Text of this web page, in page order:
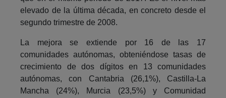
elevado de la última década, en concreto desde el
segundo trimestre de 2008.
La mejora se extiende por 16 de las 17
comunidades autónomas, obteniéndose tasas de
crecimiento de dos dígitos en 13 comunidades
autónomas, con Cantabria (26,1%), Castilla-La
Mancha (24%), Murcia (23,5%) y Comunidad